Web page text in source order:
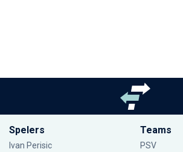
Spelers
Ivan Perisic
Teams
PSV